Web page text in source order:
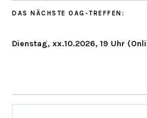
DAS NÄCHSTE OAG-TREFFEN:
Dienstag, xx.10.2026, 19 Uhr